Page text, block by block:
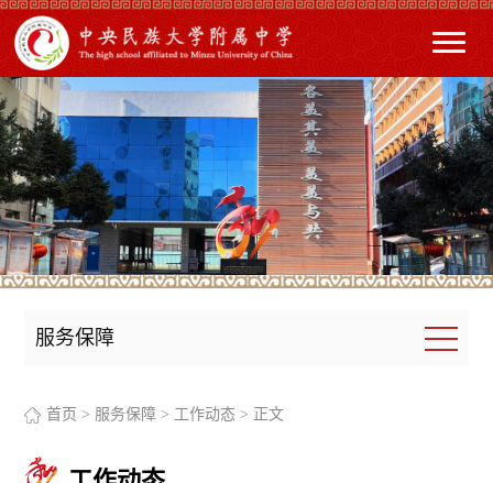
服务保障
首页 > 服务保障 > 工作动态 > 正文